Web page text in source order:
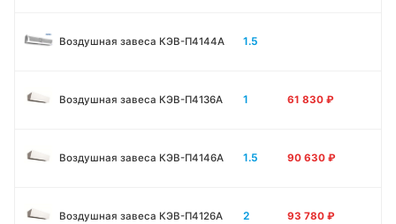
Воздушная завеса КЭВ-П4144A 1.5
Воздушная завеса КЭВ-П4136A 1 61 830 ₽
Воздушная завеса КЭВ-П4146A 1.5 90 630 ₽
Воздушная завеса КЭВ-П4126A 2 93 780 ₽